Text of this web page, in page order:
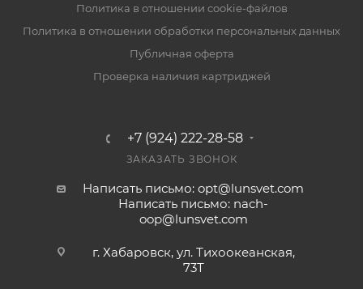
Политика в отношении cookie-файлов
Политика в отношении обработки персональных данных
Публичная оферта
Проверка наличия картриджей
+7 (924) 222-28-58
ЗАКАЗАТЬ ЗВОНОК
Написать письмо: opt@lunsvet.com
Написать письмо: nach-
oop@lunsvet.com
г. Хабаровск, ул. Тихоокеанская,
73Т